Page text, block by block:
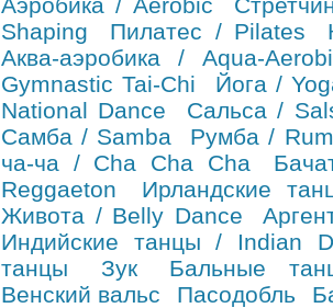
Shaping
Пилатес / Pilates
Аква-аэробика / Aqua-
Gymnastic Tai-Chi
Йога /
National Dance
Сальса /
Самба / Samba
Румба /
ча-ча / Cha Cha Cha
Reggaeton
Ирландские
Живота / Belly Dance
Индийские танцы / Indian
танцы
Зук
Бальные
Венский вальс
Пасодобль